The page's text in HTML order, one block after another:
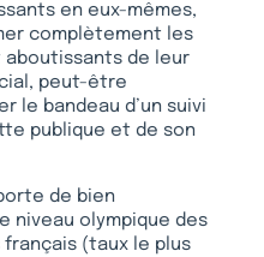
en eux-mêmes,
complètement les
aboutissants de leur
peut-être
le bandeau d’un suivi
publique et de son
de bien
niveau olympique des
(taux le plus